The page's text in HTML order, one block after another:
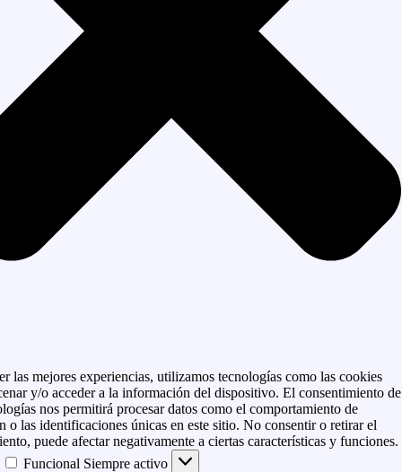
las mejores experiencias, utilizamos tecnologías como las cookies
y/o acceder a la información del dispositivo. El consentimiento de
nos permitirá procesar datos como el comportamiento de
o las identificaciones únicas en este sitio. No consentir o retirar el
puede afectar negativamente a ciertas características y funciones.
Funcional Siempre activo